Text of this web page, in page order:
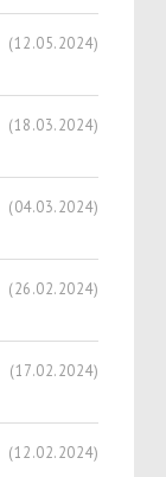
(12.05.2024)
(18.03.2024)
(04.03.2024)
(26.02.2024)
(17.02.2024)
(12.02.2024)